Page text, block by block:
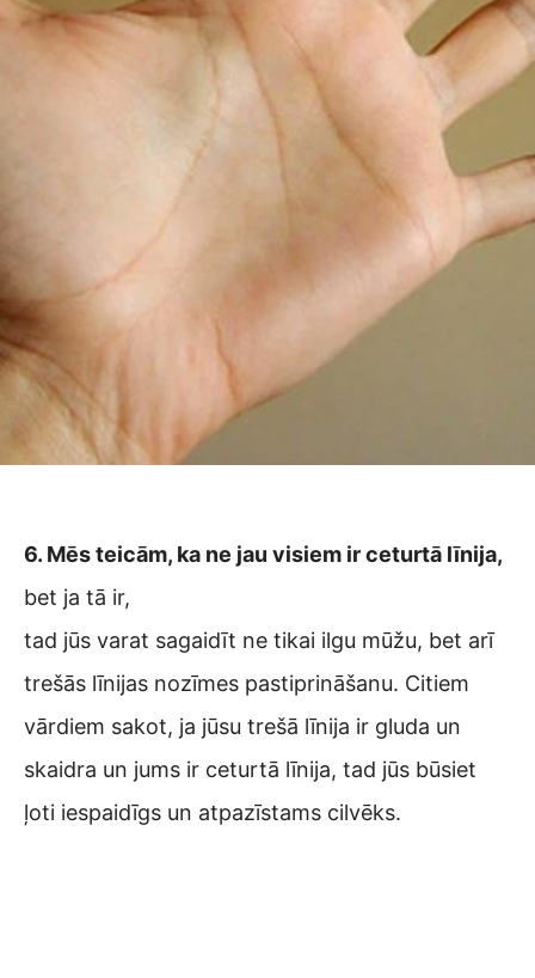
6. Mēs teicām, ka ne jau visiem ir ceturtā līnija,
bet ja tā ir,
tad jūs varat sagaidīt ne tikai ilgu mūžu, bet arī
trešās līnijas nozīmes pastiprināšanu. Citiem
vārdiem sakot, ja jūsu trešā līnija ir gluda un
skaidra un jums ir ceturtā līnija, tad jūs būsiet
ļoti iespaidīgs un atpazīstams cilvēks.